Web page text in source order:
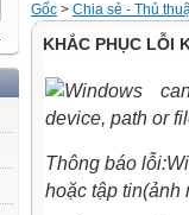
Gốc > Chia sẻ - Thủ
KHẮC PHỤC LỖI
Thông báo lỗi:
hoặc tập tin(ảnh